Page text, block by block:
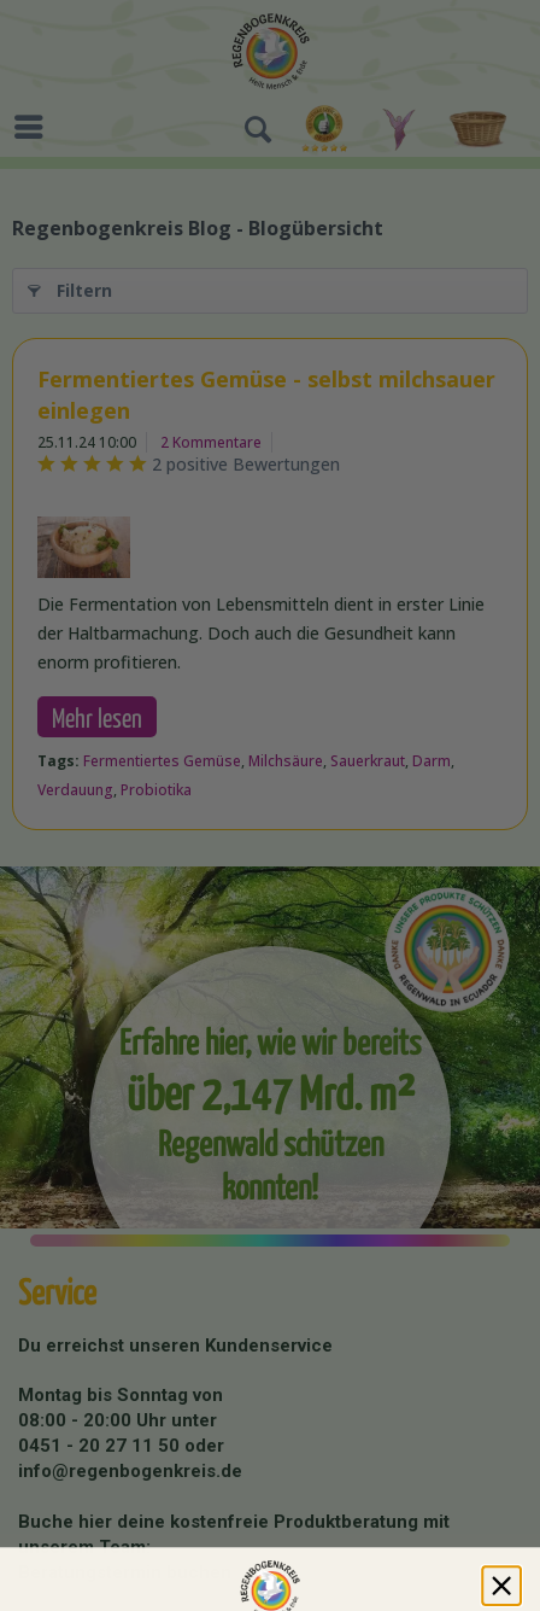
Regenbogenkreis Blog - Blogübersicht
Filtern
Fermentiertes Gemüse - selbst milchsauer
einlegen
25.11.24 10:00 2 Kommentare
2 positive Bewertungen
Die Fermentation von Lebensmitteln dient in erster Linie
der Haltbarmachung. Doch auch die Gesundheit kann
enorm profitieren.
Mehr lesen
Tags: Fermentiertes Gemüse, Milchsäure, Sauerkraut, Darm,
Verdauung, Probiotika
Erfahre hier, wie wir bereits
über 2,147 Mrd. m²
Regenwald schützen
konnten!
Service
Du erreichst unseren Kundenservice
Montag bis Sonntag von
08:00 - 20:00 Uhr unter
0451 - 20 27 11 50 oder
info@regenbogenkreis.de
Buche hier deine kostenfreie Produktberatung mit
unserem Team: